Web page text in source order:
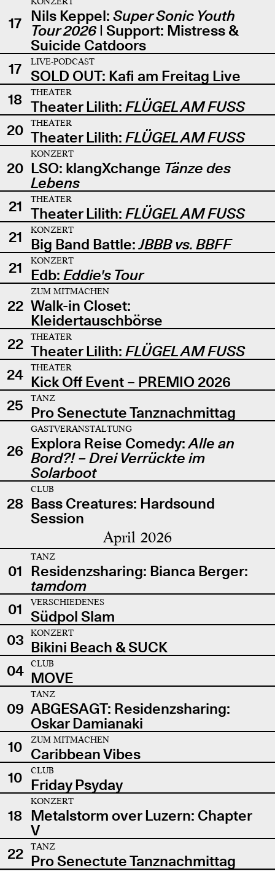
17 Nils Keppel: Super Sonic Youth
Tour 2026| Support: Mistress &
Suicide Catdoors
17
LIVE-PODCAST
SOLD OUT: Kafi am Freitag Live
18
THEATER
Theater Lilith: FLÜGEL AM FUSS
20
THEATER
Theater Lilith: FLÜGEL AM FUSS
20
KONZERT
LSO: klangXchange Tänze des
Lebens
21
THEATER
Theater Lilith: FLÜGEL AM FUSS
21
KONZERT
Big Band Battle:JBBB vs. BBFF
21
KONZERT
Edb: Eddie's Tour
22
ZUM MITMACHEN
Walk-in Closet:
Kleidertauschbörse
22
THEATER
Theater Lilith: FLÜGEL AM FUSS
24
THEATER
Kick Off Event – PREMIO 2026
25
TANZ
Pro Senectute Tanznachmittag
26
GASTVERANSTALTUNG
Explora Reise Comedy:Alle an
Bord?! – Drei Verrückte im
Solarboot
28
CLUB
Bass Creatures: Hardsound
Session
April 2026
01
TANZ
Residenzsharing: Bianca Berger:
tamdom
01
VERSCHIEDENES
Südpol Slam
03
KONZERT
Bikini Beach & SUCK
04
CLUB
MOVE
09
TANZ
ABGESAGT: Residenzsharing:
Oskar Damianaki
10
ZUM MITMACHEN
Caribbean Vibes
10
CLUB
Friday Psyday
18
KONZERT
Metalstorm over Luzern: Chapter
V
22
TANZ
Pro Senectute Tanznachmittag